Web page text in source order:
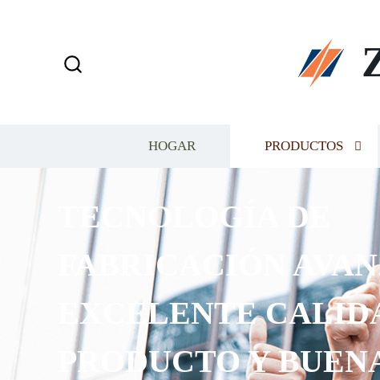
HOGAR PRODUCTOS
TECNOLOGÍA DE
FABRICACIÓN
EXCELENTE
PRODUCTO Y